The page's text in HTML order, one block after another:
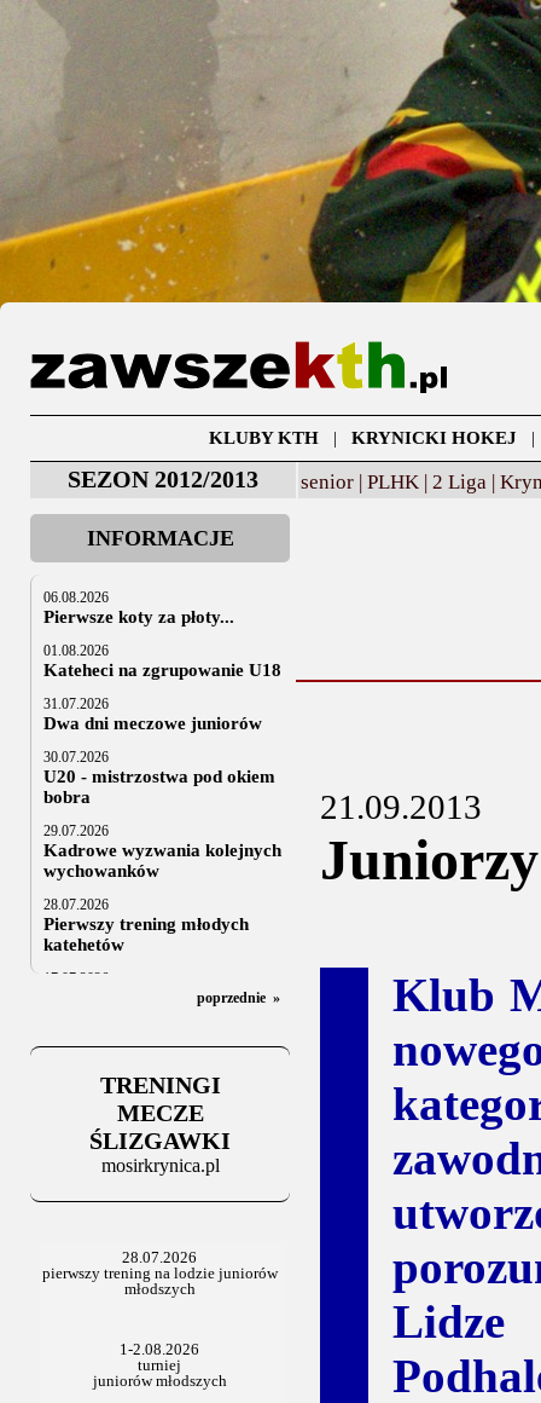
KLUBY KTH| KRYNICKI HOKEJ
SEZON 2012/2013 senior | PLHK | 2 Liga |
INFORMACJE
06.08.2026
Pierwsze koty za płoty...
01.08.2026
Kateheci na zgrupowanie U18
31.07.2026
Dwa dni meczowe juniorów
30.07.2026
U20 - mistrzostwa pod okiem
bobra
29.07.2026
Kadrowe wyzwania kolejnych
wychowanków
28.07.2026
Pierwszy trening młodych
katehetów
17.07.2026
U20: z kraju i z zagranicy
Za trzy tygodnie na lód
06.07.2025
Stowarzyszenie po Walnym
poprzednie »
TRENINGI
MECZE
ŚLIZGAWKI
mosirkrynica.pl
21.09.2013
Klub
Lidze